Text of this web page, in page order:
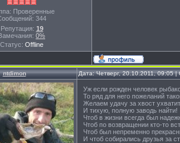
Проверенные
344
Репутация: 19
0%
Статус: Offline
ntdimon Дата: Четверг, 20.10.2011, 09:05
Уж если рожден человек
То ряд для него пожеланий
Желаем удачу за хвост
И тихую, полную заводь найти!
Чтоб в жизни всегда был
Чтоб по возвращении кто-то
Чтоб был непременно
И чтоб собирались друзья за